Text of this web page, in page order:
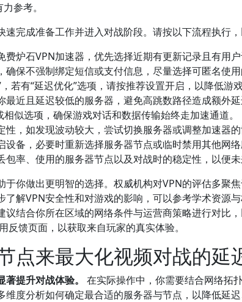
参考。
完成准备工作并进入对战阶段。请按以下流程执行，
炉石VPN加速器，优先选择近期有更新记录且有用户
保不强制绑定短信或支付信息，尽量选择可匿名使用
若有“延迟优化”选项，请按推荐设置开启，以降低游戏
近且延迟较低的服务器，避免高跳数路径造成额外延
似选项，确保游戏对话和数据传输始终走加速通道。
，如发现波动较大，尝试切换服务器或调整加速器的
备，必要时重新选择服务器节点或临时禁用其他网络
率、使用的服务器节点以及对战时的稳定性，以便未
你做出更明智的选择。权威机构对VPN的评估多聚
解VPN安全性和对游戏的影响，可以参考学术资源
结合你所在区域的网络条件与运营商策略进行对比
馈页面，以获取来自玩家的真实体验。
点来最大化视频对战的延
提升对战体验。
在实际操作中，你需要结合网络拓
度分析如何确定最合适的服务器与节点，以降低延迟